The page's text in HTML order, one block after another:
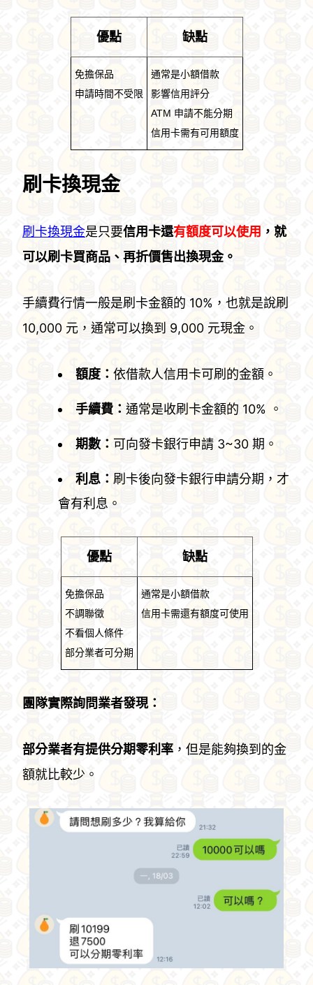
優點 缺點
免擔保品
申請時間不受限
通常是小額借款
影響信用評分
ATM 申請不能分期
信用卡需有可用額度
刷卡換現金
刷卡換現金是只要信用卡還有額度可以使用 ，就
可以刷卡買商品、再折價售出換現金。
手續費行情一般是刷卡金額的 10%，也就是說刷
10,000 元，通常可以換到 9,000 元現金。
額度： 依借款人信用卡可刷的金額。
手續費： 通常是收刷卡金額的 10% 。
期數： 可向發卡銀行申請 3~30 期。
利息： 刷卡後向發卡銀行申請分期，才
會有利息。
優點 缺點
免擔保品
不調聯徵
不看個人條件
部分業者可分期
通常是小額借款
信用卡需還有額度可使用
團隊實際詢問業者發現：
部分業者有提供分期零利率 ，但是能夠換到的金
額就比較少。